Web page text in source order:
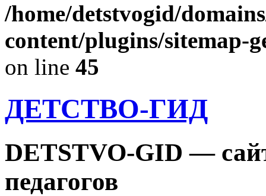
/home/detstvogid/
content/plugins/sitemap-
on line 45
ДЕТСТВО-ГИД
DETSTVO-GID —
педагогов